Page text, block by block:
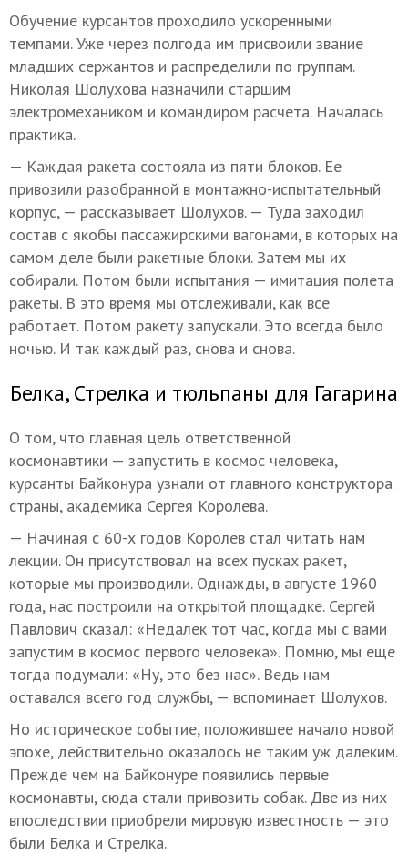
Обучение курсантов проходило ускоренными
темпами. Уже через полгода им присвоили звание
младших сержантов и распределили по группам.
Николая Шолухова назначили старшим
электромехаником и командиром расчета. Началась
практика.
— Каждая ракета состояла из пяти блоков. Ее
привозили разобранной в монтажно-испытательный
корпус, — рассказывает Шолухов. — Туда заходил
состав с якобы пассажирскими вагонами, в которых на
самом деле были ракетные блоки. Затем мы их
собирали. Потом были испытания — имитация полета
ракеты. В это время мы отслеживали, как все
работает. Потом ракету запускали. Это всегда было
ночью. И так каждый раз, снова и снова.
Белка, Стрелка и тюльпаны для Гагарина
О том, что главная цель ответственной
космонавтики — запустить в космос человека,
курсанты Байконура узнали от главного конструктора
страны, академика Сергея Королева.
— Начиная с 60-х годов Королев стал читать нам
лекции. Он присутствовал на всех пусках ракет,
которые мы производили. Однажды, в августе 1960
года, нас построили на открытой площадке. Сергей
Павлович сказал: «Недалек тот час, когда мы с вами
запустим в космос первого человека». Помню, мы еще
тогда подумали: «Ну, это без нас». Ведь нам
оставался всего год службы, — вспоминает Шолухов.
Но историческое событие, положившее начало новой
эпохе, действительно оказалось не таким уж далеким.
Прежде чем на Байконуре появились первые
космонавты, сюда стали привозить собак. Две из них
впоследствии приобрели мировую известность — это
были Белка и Стрелка.